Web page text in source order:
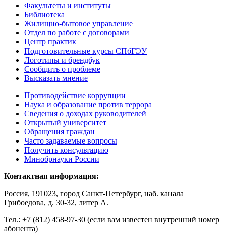
Факультеты и институты
Библиотека
Жилищно-бытовое управление
Отдел по работе с договорами
Центр практик
Подготовительные курсы СПбГЭУ
Логотипы и брендбук
Сообщить о проблеме
Высказать мнение
Противодействие коррупции
Наука и образование против террора
Сведения о доходах руководителей
Открытый университет
Обращения граждан
Часто задаваемые вопросы
Получить консультацию
Минобрнауки России
Контактная информация:
Россия, 191023, город Санкт-Петербург, наб. канала
Грибоедова, д. 30-32, литер А.
Тел.: +7 (812) 458-97-30 (если вам известен внутренний номер
абонента)